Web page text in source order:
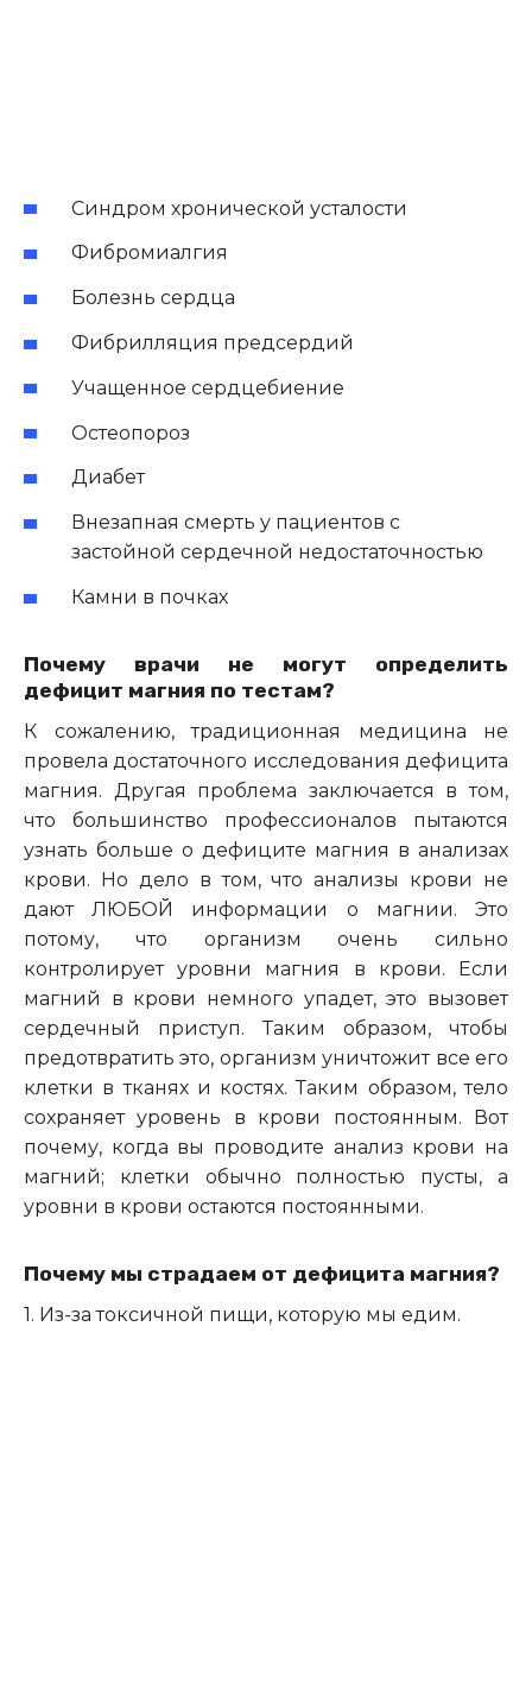
Синдром хронической усталости
Фибромиалгия
Болезнь сердца
Фибрилляция предсердий
Учащенное сердцебиение
Остеопороз
Диабет
Внезапная смерть у пациентов с
застойной сердечной недостаточностью
Камни в почках
Почему врачи не могут определить
дефицит магния по тестам?
К сожалению, традиционная медицина не
провела достаточного исследования дефицита
магния. Другая проблема заключается в том,
что большинство профессионалов пытаются
узнать больше о дефиците магния в анализах
крови. Но дело в том, что анализы крови не
дают ЛЮБОЙ информации о магнии. Это
потому, что организм очень сильно
контролирует уровни магния в крови. Если
магний в крови немного упадет, это вызовет
сердечный приступ. Таким образом, чтобы
предотвратить это, организм уничтожит все его
клетки в тканях и костях. Таким образом, тело
сохраняет уровень в крови постоянным. Вот
почему, когда вы проводите анализ крови на
магний; клетки обычно полностью пусты, а
уровни в крови остаются постоянными.
Почему мы страдаем от дефицита магния?
1. Из-за токсичной пищи, которую мы едим.